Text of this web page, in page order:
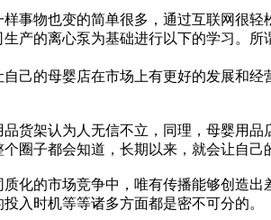
事物也变的简单很多，通过互联网很
产的离心泵为基础进行以下的学习。
己的母婴店在市场上有更好的发展和
货架认为人无信不立，同理，母婴用
圈子都会知道，长期以来，就会让自
化的市场竞争中，唯有传播能够创造
入时机等等诸多方面都是密不可分的。